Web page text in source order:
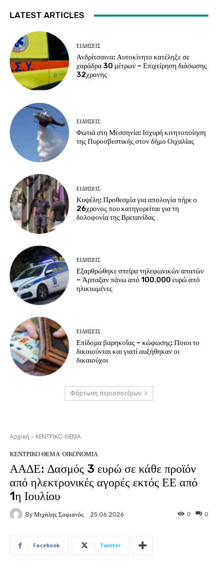
LATEST ARTICLES
ΕΙΔΗΣΕΙΣ
Ανδρίτσαινα: Αυτοκίνητο κατέληξε σε
χαράδρα 30 μέτρων – Επιχείρηση διάσωσης
32χρονης
ΕΙΔΗΣΕΙΣ
Φωτιά στη Μεσσηνία: Ισχυρή κινητοποίηση
της Πυροσβεστικής στον δήμο Οιχαλίας
ΕΙΔΗΣΕΙΣ
Κυψέλη: Προθεσμία για απολογία πήρε ο
26χρονος που κατηγορείται για τη
δολοφονία της Βρετανίδας
ΕΙΔΗΣΕΙΣ
Εξαρθρώθηκε σπείρα τηλεφωνικών απατών
– Άρπαξαν πάνω από 100.000 ευρώ από
ηλικιωμένες
ΕΙΔΗΣΕΙΣ
Επίδομα βαρηκοΐας – κώφωσης: Ποιοι το
δικαιούνται και γιατί αυξήθηκαν οι
δικαιούχοι
Φόρτωση περισσοτέρων